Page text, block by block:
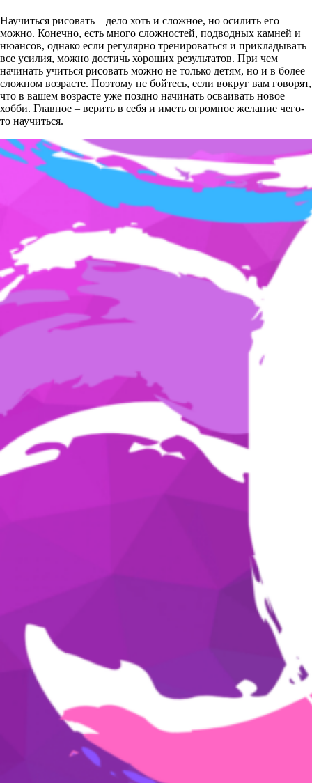
Научиться рисовать – дело хоть и сложное, но осилить его
можно. Конечно, есть много сложностей, подводных камней и
нюансов, однако если регулярно тренироваться и прикладывать
все усилия, можно достичь хороших результатов. При чем
начинать учиться рисовать можно не только детям, но и в более
сложном возрасте. Поэтому не бойтесь, если вокруг вам говорят,
что в вашем возрасте уже поздно начинать осваивать новое
хобби. Главное – верить в себя и иметь огромное желание чего-
то научиться.